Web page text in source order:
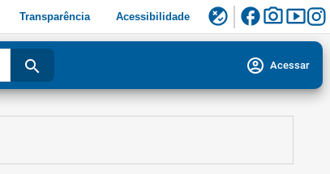
Transparência Acessibilidade flaky facebookphoto_camerasmart_display
search account_circle Acessar